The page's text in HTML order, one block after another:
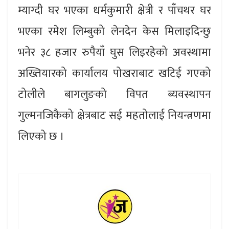
म्याग्दी घर भएका धर्मकुमारी क्षेत्री र पाँचथर घर
भएका रमेश लिम्बुको लेनदेन केस मिलाइदिन्छु
भनेर ३८ हजार रुपैयाँ घुस लिइरहेको अवस्थामा
अख्तियारको कार्यालय पोखराबाट खटिई गएको
टोलीले बागलुङको विपत ब्यवस्थापन
गुल्मनजिकैको क्षेत्रबाट सई महतोलाई नियन्त्रणमा
लिएको छ ।